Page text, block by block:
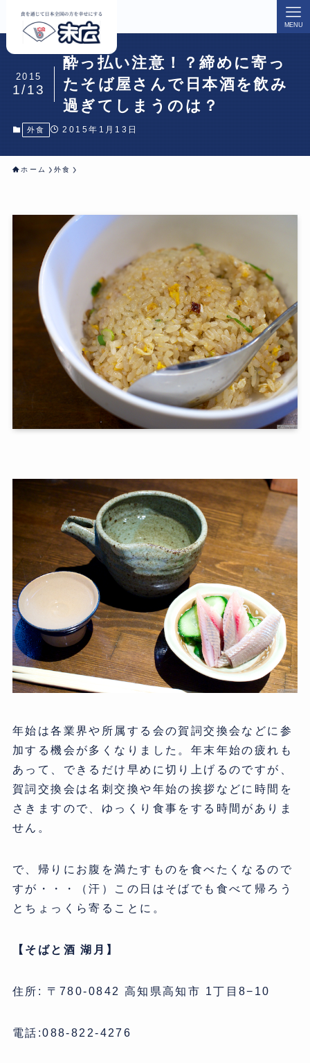
MENU
酔っ払い注意！？締めに寄っ
たそば屋さんで日本酒を飲み
過ぎてしまうのは？
2015
1/13
外食 2015年1月13日
ホーム 外食
年始は各業界や所属する会の賀詞交換会などに参
加する機会が多くなりました。年末年始の疲れも
あって、できるだけ早めに切り上げるのですが、
賀詞交換会は名刺交換や年始の挨拶などに時間を
さきますので、ゆっくり食事をする時間がありま
せん。
で、帰りにお腹を満たすものを食べたくなるので
すが・・・（汗）この日はそばでも食べて帰ろう
とちょっくら寄ることに。
【そばと酒 湖月】
住所: 〒780-0842 高知県高知市 1丁目8−10
電話:088-822-4276